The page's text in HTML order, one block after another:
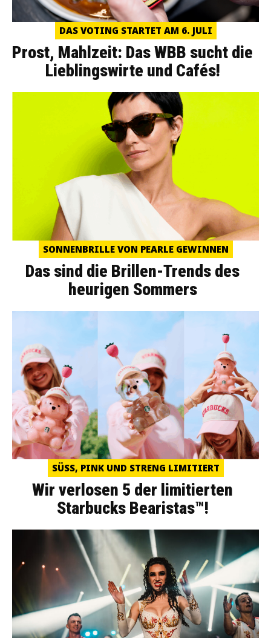
DAS VOTING STARTET AM 6. JULI
Prost, Mahlzeit: Das WBB sucht die
Lieblingswirte und Cafés!
SONNENBRILLE VON PEARLE GEWINNEN
Das sind die Brillen-Trends des
heurigen Sommers
SÜSS, PINK UND STRENG LIMITIERT
Wir verlosen 5 der limitierten
Starbucks Bearistas™!